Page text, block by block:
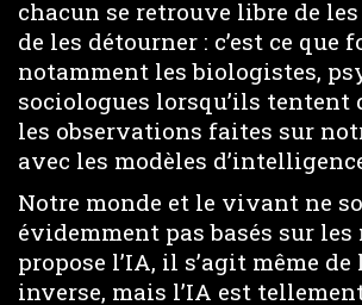
chacun se retrouve libre de
de les détourner : c’est ce que
notamment les biologistes,
sociologues lorsqu’ils tentent
les observations faites sur
avec les modèles
Notre monde et le vivant ne
évidemment pas basés sur les
propose l’IA, il s’agit même
inverse, mais l’IA est